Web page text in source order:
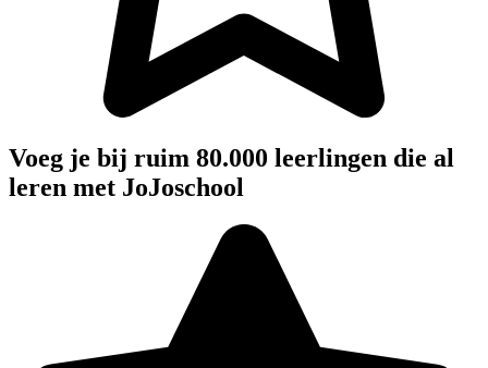
Voeg je bij ruim 80.000 leerlingen die al
leren met JoJoschool